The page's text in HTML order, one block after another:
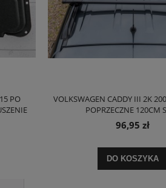
PO
VOLKSWAGEN CADDY III 2K
POPRZECZNE 120CM
96,95 zł
DO KOSZYKA